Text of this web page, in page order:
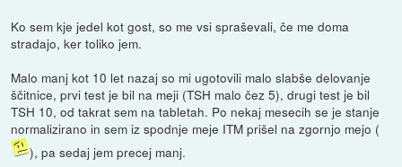
Ko sem kje jedel kot gost, so me vsi spraševali, če me doma
stradajo, ker toliko jem.
Malo manj kot 10 let nazaj so mi ugotovili malo slabše delovanje
ščitnice, prvi test je bil na meji (TSH malo čez 5), drugi test je bil
TSH 10, od takrat sem na tabletah. Po nekaj mesecih se je stanje
normalizirano in sem iz spodnje meje ITM prišel na zgornjo mejo (
), pa sedaj jem precej manj.